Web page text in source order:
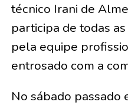
técnico Irani de
participa de todas
pela equipe
entrosado com a
No sábado passado